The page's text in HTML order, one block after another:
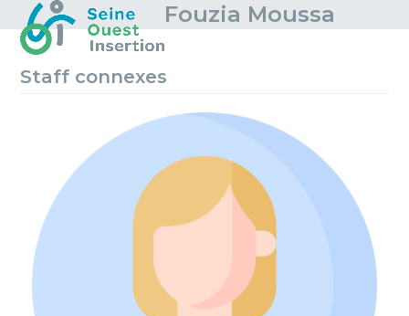
to
content
Open
mobile
menu
Close
mobile
menu
Fouzia Moussa
Staff connexes